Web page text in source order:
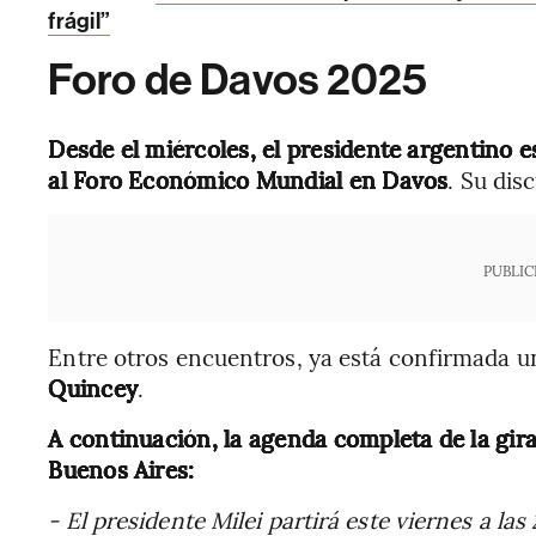
frágil”
Foro de Davos 2025
Desde el miércoles, el presidente argentino
al Foro Económico Mundial en Davos. Su
Entre otros encuentros, ya está confirmada
Quincey.
A continuación, la agenda completa de la
Buenos Aires:
- El presidente Milei partirá este viernes a